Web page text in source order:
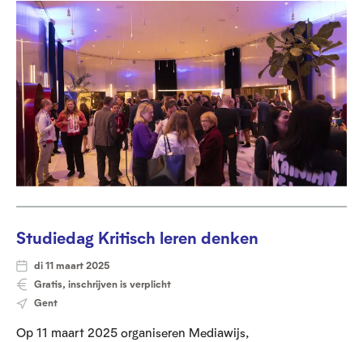
Studiedag Kritisch leren denken
di 11 maart 2025
Gratis, inschrijven is verplicht
Gent
Op 11 maart 2025 organiseren Mediawijs,